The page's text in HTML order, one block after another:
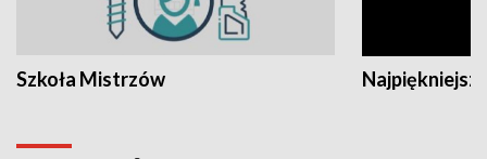
Szkoła Mistrzów